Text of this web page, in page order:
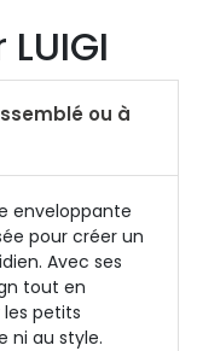
enveloppante
pour créer un
Avec ses
tout en
petits
ni au style.